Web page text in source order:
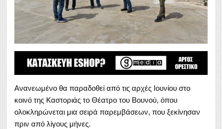
Ανανεωμένο θα παραδοθεί από τις αρχές Ιουνίου στο
κοινό της Καστοριάς το Θέατρο του Βουνού, όπου
ολοκληρώνεται μια σειρά παρεμβάσεων, που ξεκίνησαν
πριν από λίγους μήνες.